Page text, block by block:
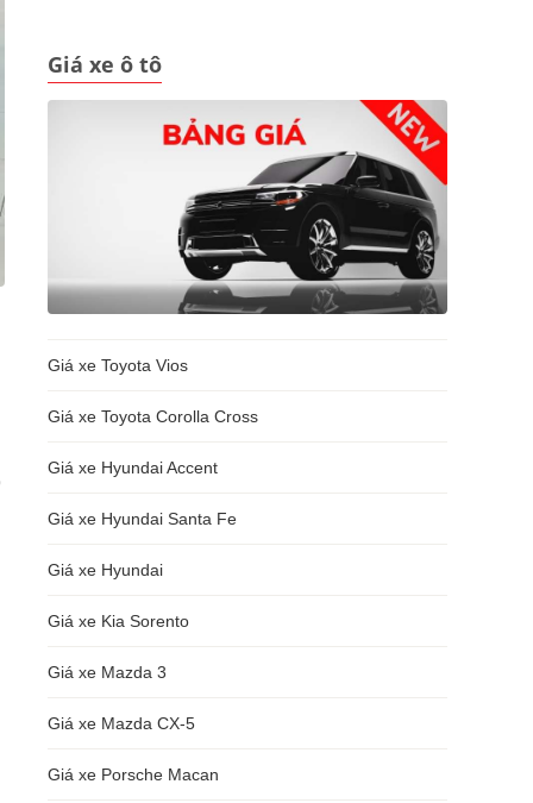
Giá xe ô tô
Giá xe Toyota Vios
Giá xe Toyota Corolla Cross
Giá xe Hyundai Accent
Giá xe Hyundai Santa Fe
Giá xe Hyundai
Giá xe Kia Sorento
Giá xe Mazda 3
Giá xe Mazda CX-5
Giá xe Porsche Macan